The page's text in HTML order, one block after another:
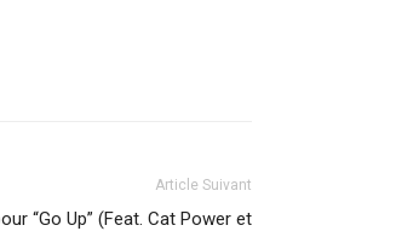
Article Suivant
“Go Up” (Feat. Cat Power et